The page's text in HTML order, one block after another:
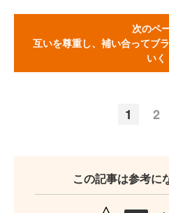
次のペ
互いを尊重し、補い合ってブ
いく
1 2
この記事は参考に